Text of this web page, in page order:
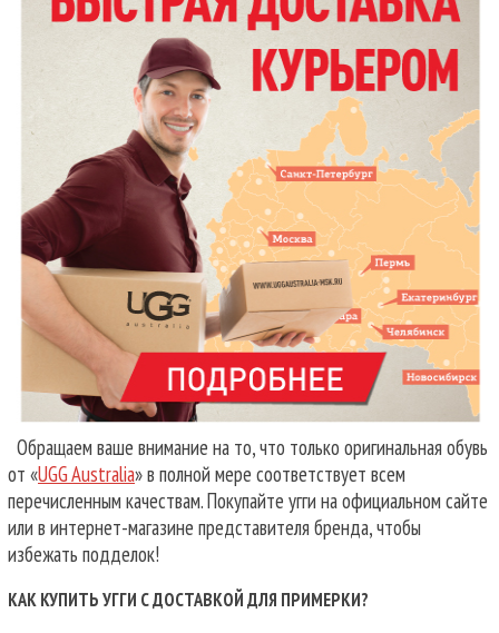
Обращаем ваше внимание на то, что только оригинальная обувь
от «UGG Australia» в полной мере соответствует всем
перечисленным качествам. Покупайте угги на официальном сайте
или в интернет-магазине представителя бренда, чтобы
избежать подделок!
КАК КУПИТЬ УГГИ С ДОСТАВКОЙ ДЛЯ ПРИМЕРКИ?